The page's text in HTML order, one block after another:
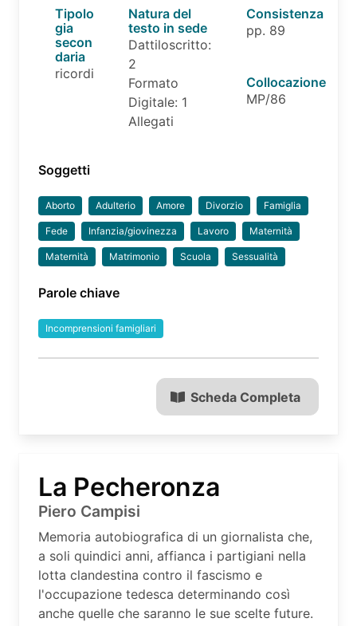
Tipolo
gia
secon
daria
ricordi
Natura del
testo in sede
Dattiloscritto:
2
Formato
Digitale: 1
Allegati
Consistenza
pp. 89
Collocazione
MP/86
Soggetti
Aborto Adulterio Amore Divorzio Famiglia
Fede Infanzia/giovinezza Lavoro Maternità
Maternità Matrimonio Scuola Sessualità
Parole chiave
Incomprensioni famigliari
Scheda Completa
La Pecheronza
Piero Campisi
Memoria autobiografica di un giornalista che,
a soli quindici anni, affianca i partigiani nella
lotta clandestina contro il fascismo e
l'occupazione tedesca determinando così
anche quelle che saranno le sue scelte future.